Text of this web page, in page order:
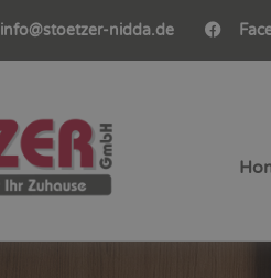
info@stoetzer-nidda.de